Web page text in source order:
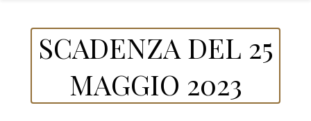
SCADENZA DEL 25
MAGGIO 2023